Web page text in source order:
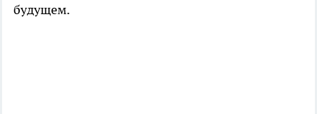
будущем.